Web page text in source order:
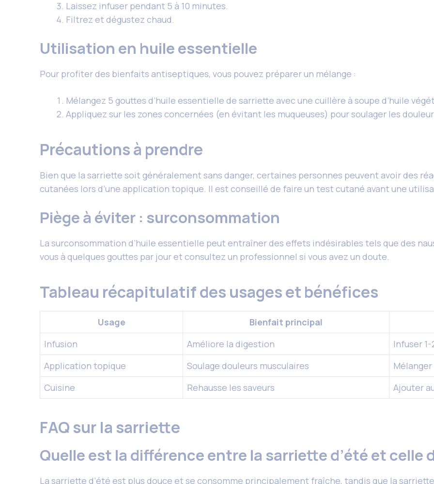
Laissez infuser pendant 5 à 10 minutes.
Filtrez et dégustez chaud.
Utilisation en huile essentielle
Pour profiter des bienfaits antiseptiques, vous pouvez préparer un mélange :
Mélangez 5 gouttes d’huile essentielle de sarriette avec une cuillère à soupe d’huile
Appliquez sur les zones concernées (en évitant les muqueuses) pour soulager les
Précautions à prendre
Bien que la sarriette soit généralement sans danger, certaines personnes peuvent avoir des
cutanées lors d’une application topique. Il est conseillé de faire un test cutané avant une
Piège à éviter : surconsommation
La surconsommation d’huile essentielle peut entraîner des effets indésirables tels que des
vous à quelques gouttes par jour et consultez un professionnel si vous avez un doute.
Tableau récapitulatif des usages et bénéfices
Usage Bienfait principal
Infusion
Améliore la digestion
Infuser 1-
Application topique
Soulage douleurs musculaires
Cuisine
Rehausse les saveurs Ajouter
FAQ sur la sarriette
Quelle est la différence entre la sarriette d’été et celle
La sarriette d’été est plus douce et se consomme principalement fraîche, tandis que la